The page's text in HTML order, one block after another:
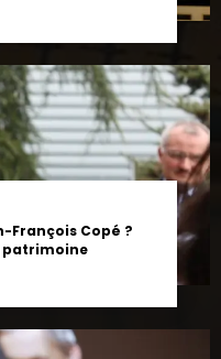
François Copé ?
patrimoine